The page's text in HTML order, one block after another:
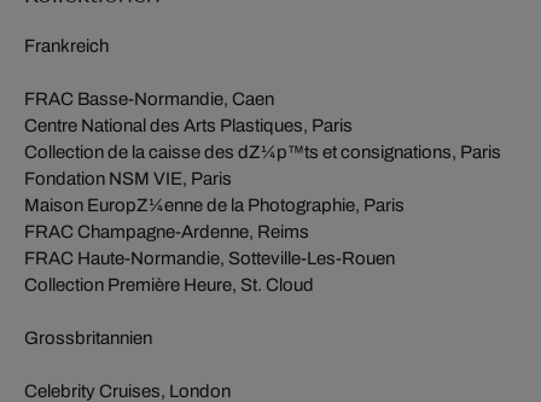
Frankreich
FRAC Basse-Normandie, Caen
Centre National des Arts Plastiques, Paris
Collection de la caisse des dZ¼p™ts et consignations, Paris
Fondation NSM VIE, Paris
Maison EuropZ¼enne de la Photographie, Paris
FRAC Champagne-Ardenne, Reims
FRAC Haute-Normandie, Sotteville-Les-Rouen
Collection Première Heure, St. Cloud
Grossbritannien
Celebrity Cruises, London